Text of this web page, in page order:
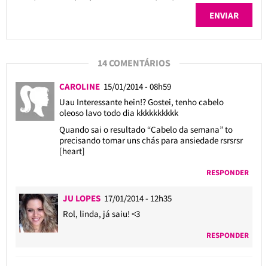
14 COMENTÁRIOS
CAROLINE 15/01/2014 - 08h59
Uau Interessante hein!? Gostei, tenho cabelo
oleoso lavo todo dia kkkkkkkkkk
Quando sai o resultado “Cabelo da semana” to
precisando tomar uns chás para ansiedade rsrsrsr
[heart]
RESPONDER
JU LOPES 17/01/2014 - 12h35
Rol, linda, já saiu! <3
RESPONDER